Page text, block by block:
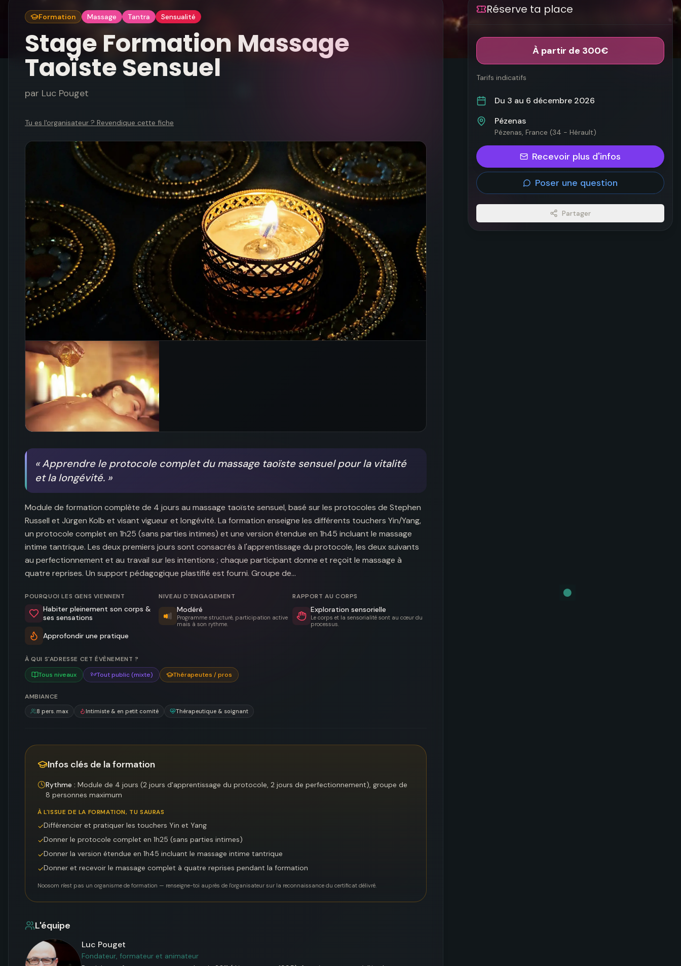
Formation Massage Tantra Sensualité
Stage Formation Massage
Taoïste Sensuel
par Luc Pouget
Tu es l'organisateur ? Revendique cette fiche
«Apprendre le protocole complet du massage taoïste sensuel pour la vitalité
et la longévité. »
Module de formation complète de 4 jours au massage taoïste sensuel, basé sur les protocoles de Stephen
Russell et Jürgen Kolb et visant vigueur et longévité. La formation enseigne les différents touchers Yin/Yang,
un protocole complet en 1h25 (sans parties intimes) et une version étendue en 1h45 incluant le massage
intime tantrique. Les deux premiers jours sont consacrés à l'apprentissage du protocole, les deux suivants
au perfectionnement et au travail sur les intentions ; chaque participant donne et reçoit le massage à
quatre reprises. Un support pédagogique plastifié est fourni. Groupe de…
POURQUOI LES GENS VIENNENT
Habiter pleinement son corps &
ses sensations
Approfondir une pratique
NIVEAU D'ENGAGEMENT
Modéré
Programme structuré, participation active
mais à son rythme.
RAPPORT AU CORPS
Exploration sensorielle
Le corps et la sensorialité sont au cœur du
processus.
À QUI S'ADRESSE CET ÉVÈNEMENT ?
Tous niveaux
Tout public (mixte) Thérapeutes / pros
AMBIANCE
8 pers. max Intimiste & en petit comité Thérapeutique & soignant
Infos clés de la formation
Rythme : Module de 4 jours (2 jours d'apprentissage du protocole, 2 jours de perfectionnement), groupe de
8 personnes maximum
À L'ISSUE DE LA FORMATION, TU SAURAS
✓Différencier et pratiquer les touchers Yin et Yang
✓Donner le protocole complet en 1h25 (sans parties intimes)
✓Donner la version étendue en 1h45 incluant le massage intime tantrique
✓Donner et recevoir le massage complet à quatre reprises pendant la formation
Noosom n'est pas un organisme de formation — renseigne-toi auprès de l'organisateur sur la reconnaissance du certificat délivré.
L'équipe
Luc Pouget
Fondateur, formateur et animateur
Réserve ta place
À partir de 300€
Tarifs indicatifs
Du 3 au 6 décembre 2026
Pézenas
Pézenas, France (34 - Hérault)
Recevoir plus d'infos
Poser une question
Partager